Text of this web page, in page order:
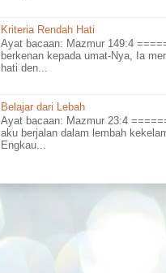
Kriteria Rendah Hati
Ayat bacaan: Mazmur 149:4
berkenan kepada umat-Nya, Ia
hati den...
Belajar dari Lebah
Ayat bacaan: Mazmur 23:4
aku berjalan dalam lembah
Engkau...